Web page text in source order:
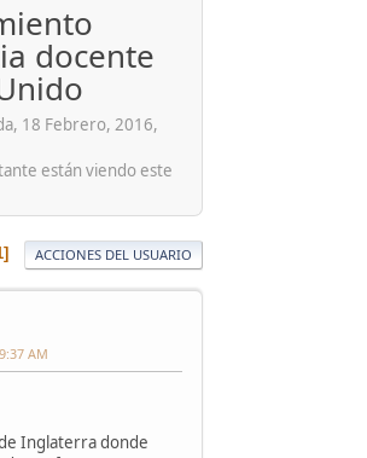
docente
18 Febrero, 2016,
están viendo este
ACCIONES DEL USUARIO
AM
Inglaterra donde